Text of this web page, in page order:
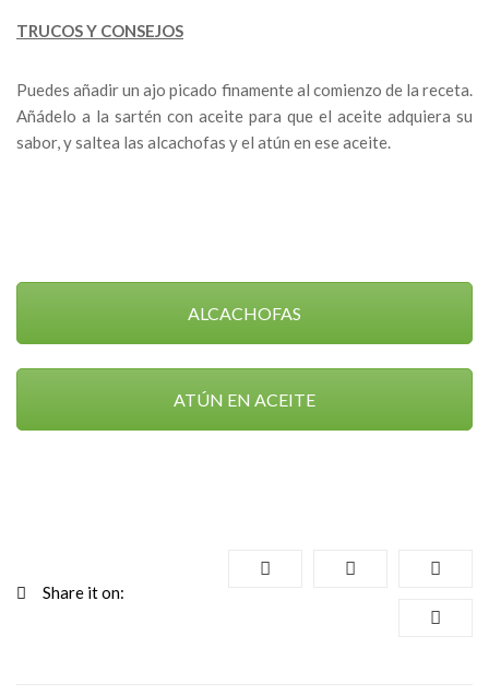
TRUCOS Y CONSEJOS
Puedes añadir un ajo picado finamente al comienzo de la receta.
Añádelo a la sartén con aceite para que el aceite adquiera su
sabor, y saltea las alcachofas y el atún en ese aceite.
ALCACHOFAS
ATÚN EN ACEITE
Share it on: